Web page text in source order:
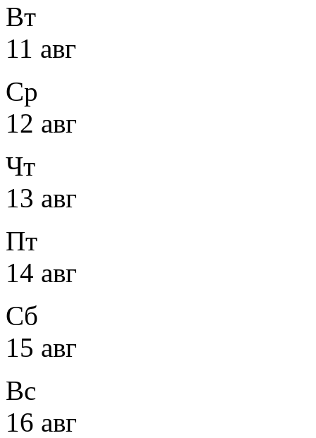
Вт
11 авг
Ср
12 авг
Чт
13 авг
Пт
14 авг
Сб
15 авг
Вс
16 авг